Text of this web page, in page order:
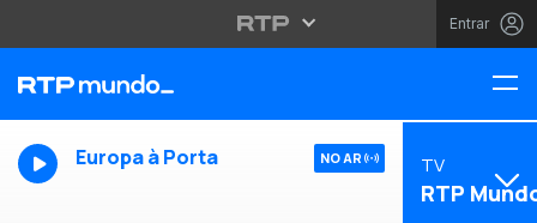
Entrar
Europa à Porta NO AR TV
RTP